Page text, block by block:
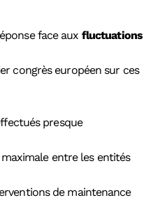
face aux fluctuations
congrès européen sur ces
presque
entre les entités
de maintenance